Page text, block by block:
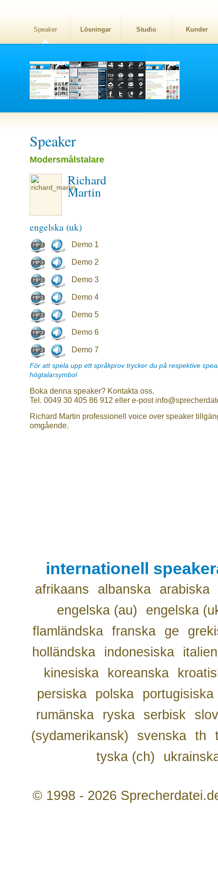
Speaker Lösningar Studio Kunder
Speaker
Modersmålstalare
Richard
Martin
engelska (uk)
Demo 1
Demo 2
Demo 3
Demo 4
Demo 5
Demo 6
Demo 7
För att spela upp ett språkprov trycker du på respektive
högtalarsymbol
Boka denna speaker? Kontakta oss.
Tel. 0049 30 405 86 912 eller e-post
Richard Martin professionell voice over speaker
omgående.
internationell
afrikaans albanska
arabiska
engelska (au)
engelska
flamländska franska ge
holländska
indonesiska
kinesiska
koreanska
persiska
polska
portugisiska
rumänska
ryska serbisk
(sydamerikansk)
svenska th
tyska (ch)
© 1998 - 2026